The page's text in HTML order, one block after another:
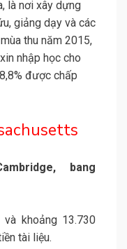
là nơi xây dựng
giảng dạy và các
thu năm 2015,
nhập học cho
được chấp
bang
và khoảng 13.730
tài liệu.